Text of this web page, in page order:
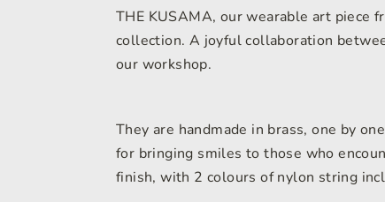
THE KUSAMA, our wearable art piece
collection. A joyful collaboration
our workshop.
They are handmade in brass, one by
for bringing smiles to those who
finish, with 2 colours of nylon string